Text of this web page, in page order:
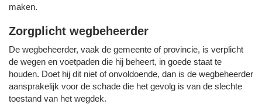
maken.
Zorgplicht wegbeheerder
De wegbeheerder, vaak de gemeente of provincie, is verplicht
de wegen en voetpaden die hij beheert, in goede staat te
houden. Doet hij dit niet of onvoldoende, dan is de wegbeheerder
aansprakelijk voor de schade die het gevolg is van de slechte
toestand van het wegdek.